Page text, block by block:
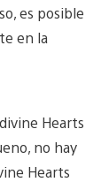
es posible
en la
Hearts
no hay
Hearts